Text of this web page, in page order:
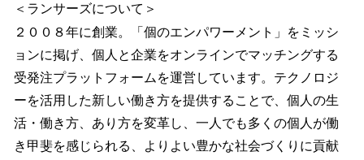
＜ランサーズについて＞
２００８年に創業。「個のエンパワーメント」をミッシ
ョンに掲げ、個人と企業をオンラインでマッチングする
受発注プラットフォームを運営しています。テクノロジ
ーを活用した新しい働き方を提供することで、個人の生
活・働き方、あり方を変革し、一人でも多くの個人が働
き甲斐を感じられる、よりよい豊かな社会づくりに貢献